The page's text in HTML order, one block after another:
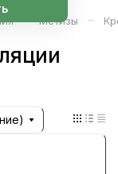
– Метизы –